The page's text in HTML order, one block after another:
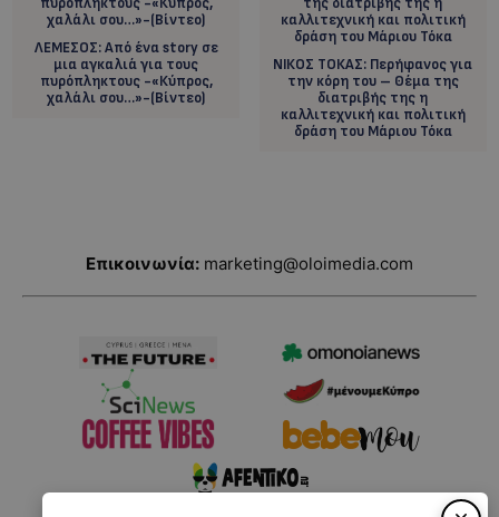
ΛΕΜΕΣΟΣ: Από ένα story σε
μια αγκαλιά για τους
πυρόπληκτους -«Κύπρος,
χαλάλι σου…»-(Βίντεο)
ΝΙΚΟΣ ΤΟΚΑΣ: Περήφανος για
την κόρη του – Θέμα της
διατριβής της η
καλλιτεχνική και πολιτική
δράση του Μάριου Τόκα
Επικοινωνία: marketing@oloimedia.com